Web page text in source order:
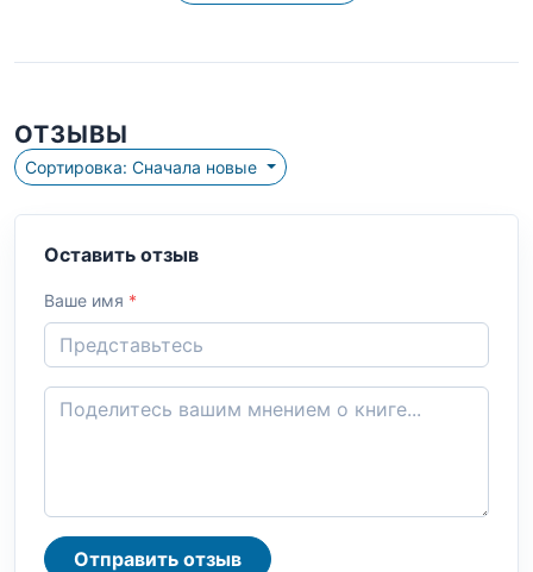
ОТЗЫВЫ
Сортировка: Сначала новые
Оставить отзыв
Ваше имя *
Отправить отзыв